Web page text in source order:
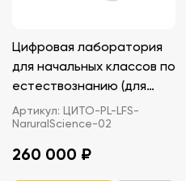
Цифровая лаборатория
для начальных классов по
естествознанию (для
учителя)
Артикул: ЦИТО-PL-LFS-
NaruralScience-02
260 000 ₽